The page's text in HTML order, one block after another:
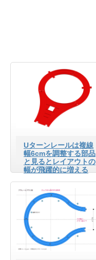
Uターンレールは複線
幅6cmを調整する部品
と見るとレイアウトの
幅が飛躍的に増える